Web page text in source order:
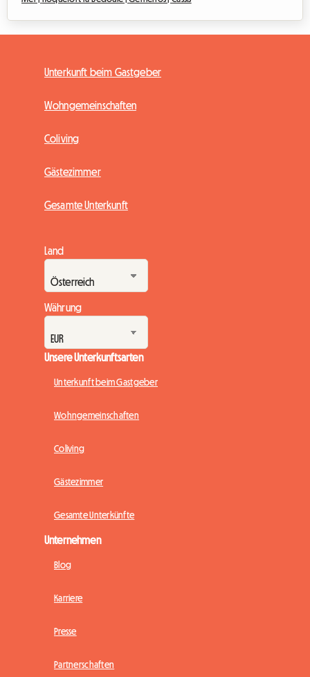
Unterkunft beim Gastgeber
Wohngemeinschaften
Coliving
Gästezimmer
Gesamte Unterkunft
Land
Währung
Unsere Unterkunftsarten
Unterkunft beim Gastgeber
Wohngemeinschaften
Coliving
Gästezimmer
Gesamte Unterkünfte
Unternehmen
Blog
Karriere
Presse
Partnerschaften